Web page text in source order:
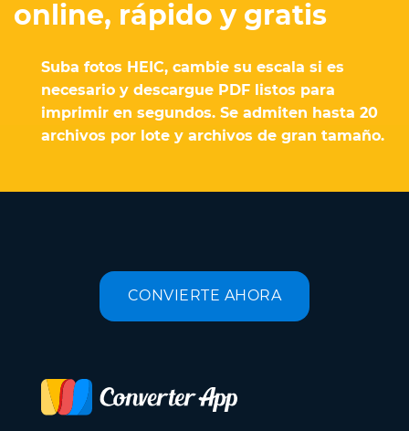
online, rápido y gratis
Suba fotos HEIC, cambie su escala si es
necesario y descargue PDF listos para
imprimir en segundos. Se admiten hasta 20
archivos por lote y archivos de gran tamaño.
CONVIERTE AHORA